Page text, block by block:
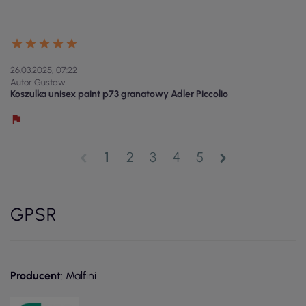
26.03.2025, 07:22
Autor Gustaw
Koszulka unisex paint p73 granatowy Adler Piccolio
1 2 3 4 5 chevron_right
GPSR
Producent: Malfini